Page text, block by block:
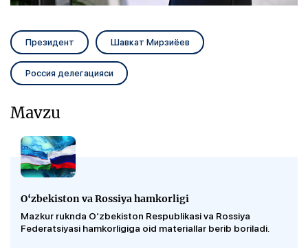
Президент Шавкат Мирзиёев
Россия делегацияси
Mavzu
O‘zbekiston va Rossiya hamkorligi
Mazkur ruknda O‘zbekiston Respublikasi va Rossiya
Federatsiyasi hamkorligiga oid materiallar berib boriladi.